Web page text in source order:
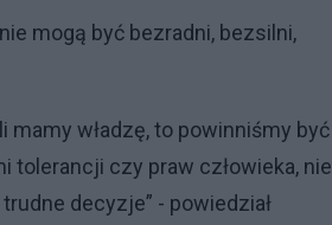
mogą być bezradni, bezsilni,
władzę, to powinniśmy być
tolerancji czy praw człowieka, nie
decyzje” - powiedział